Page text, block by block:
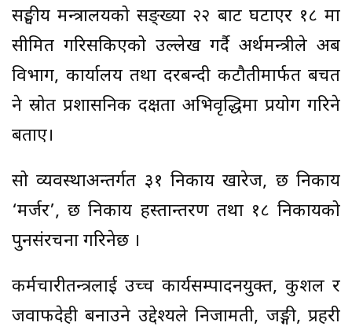
सङ्घीय मन्त्रालयको सङ्ख्या २२ बाट घटाएर १८ मा
सीमित गरिसकिएको उल्लेख गर्दै अर्थमन्त्रीले अब
विभाग, कार्यालय तथा दरबन्दी कटौतीमार्फत बचत
हुने स्रोत प्रशासनिक दक्षता अभिवृद्धिमा प्रयोग गरिने
बताए।
सो व्यवस्थाअन्तर्गत ३१ निकाय खारेज, छ निकाय
‘मर्जर’, छ निकाय हस्तान्तरण तथा १८ निकायको
पुनसंरचना गरिनेछ ।
कर्मचारीतन्त्रलाई उच्च कार्यसम्पादनयुक्त, कुशल र
जवाफदेही बनाउने उद्देश्यले निजामती, जङ्गी, प्रहरी